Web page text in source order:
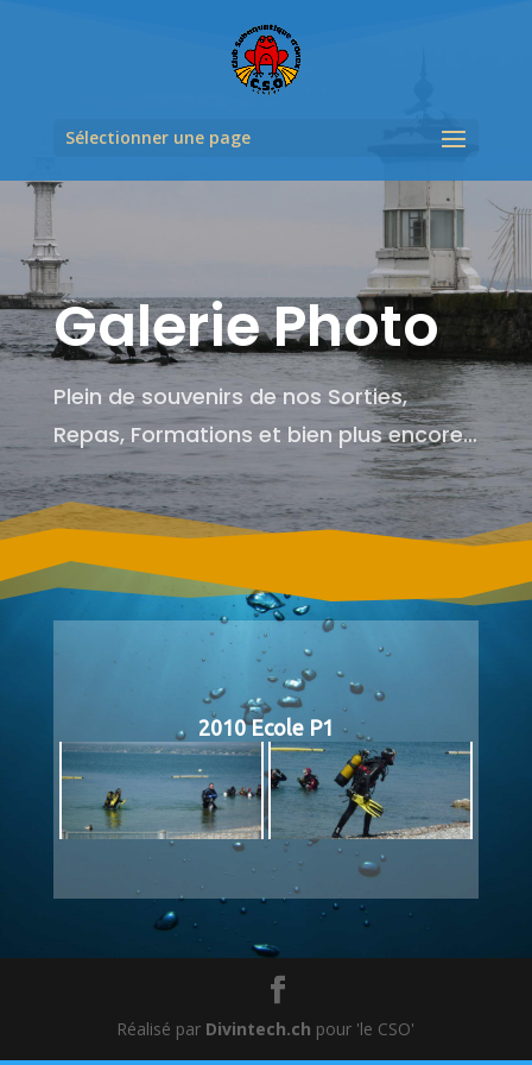
Sélectionner une page
Galerie Photo
Plein de souvenirs de nos Sorties,
Repas, Formations et bien plus encore…
2010 Ecole P1
Réalisé par Divintech.ch pour 'le CSO'